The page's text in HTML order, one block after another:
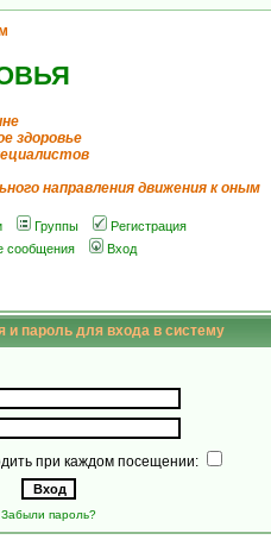
здоровье
направления движения к оным
Группы
Регистрация
сообщения Вход
и пароль для входа в систему
при каждом посещении:
Забыли пароль?